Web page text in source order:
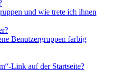
und wie trete ich ihnen
Benutzergruppen farbig
Link auf der Startseite?